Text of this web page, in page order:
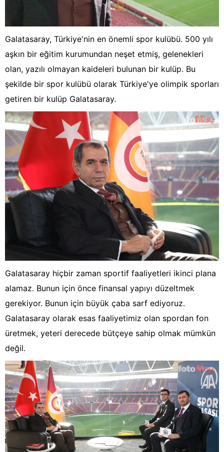
Galatasaray, Türkiye'nin en önemli spor kulübü. 500 yılı
aşkın bir eğitim kurumundan neşet etmiş, gelenekleri
olan, yazılı olmayan kaideleri bulunan bir kulüp. Bu
şekilde bir spor kulübü olarak Türkiye'ye olimpik sporları
getiren bir kulüp Galatasaray.
Galatasaray hiçbir zaman sportif faaliyetleri ikinci plana
alamaz. Bunun için önce finansal yapıyı düzeltmek
gerekiyor. Bunun için büyük çaba sarf ediyoruz.
Galatasaray olarak esas faaliyetimiz olan spordan fon
üretmek, yeteri derecede bütçeye sahip olmak mümkün
değil.